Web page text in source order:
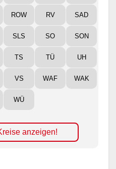
ROW RV SAD
SLS SO SON
TS TÜ UH
VS WAF WAK
WÜ
anzeigen!